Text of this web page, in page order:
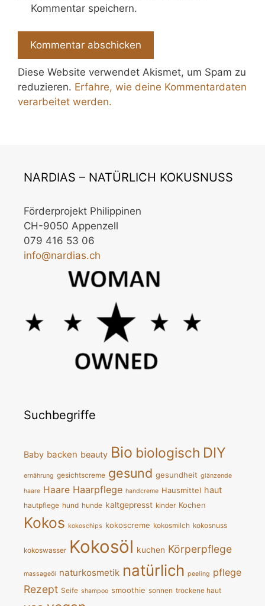
Kommentar speichern.
Diese Website verwendet Akismet, um Spam zu
reduzieren. Erfahre, wie deine Kommentardaten
verarbeitet werden.
NARDIAS – NATÜRLICH KOKUSNUSS
Förderprojekt Philippinen
CH-9050 Appenzell
079 416 53 06
info@nardias.ch
Suchbegriffe
Baby backen beauty Bio biologisch DIY
ernährung gesichtscreme gesund gesundheit glänzende
haare Haare Haarpflege handcreme Hausmittel haut
hautpflege hund hunde kaltgepresst kinder Kochen
Kokos kokoschips kokoscreme kokosmilch kokosnuss
kokoswasser Kokosöl kuchen Körperpflege
massageöl naturkosmetik natürlich peeling pflege
Rezept Seife shampoo smoothie sonnen trockene haut